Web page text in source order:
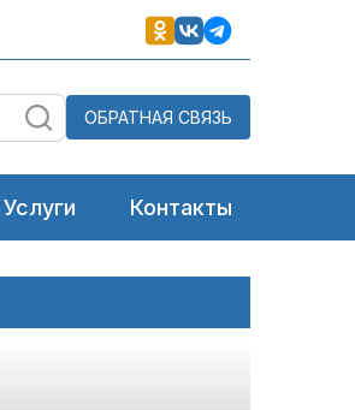
ОБРАТНАЯ СВЯЗЬ
Услуги Контакты